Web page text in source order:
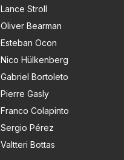
Lance Stroll
Oliver Bearman
Esteban Ocon
Nico Hülkenberg
Gabriel Bortoleto
Pierre Gasly
Franco Colapinto
Sergio Pérez
Valtteri Bottas